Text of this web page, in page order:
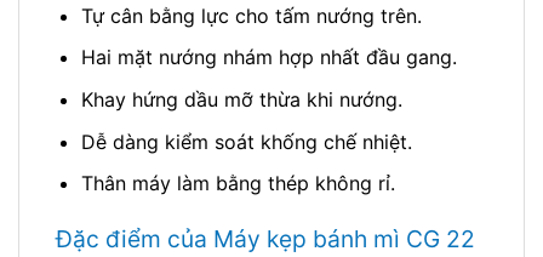
Tự cân bằng lực cho tấm nướng trên.
Hai mặt nướng nhám hợp nhất đầu gang.
Khay hứng dầu mỡ thừa khi nướng.
Dễ dàng kiểm soát khống chế nhiệt.
Thân máy làm bằng thép không rỉ.
Đặc điểm của Máy kẹp bánh mì CG 22